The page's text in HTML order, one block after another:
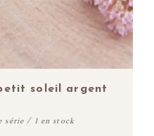
soleil argent
série / 1 en stock